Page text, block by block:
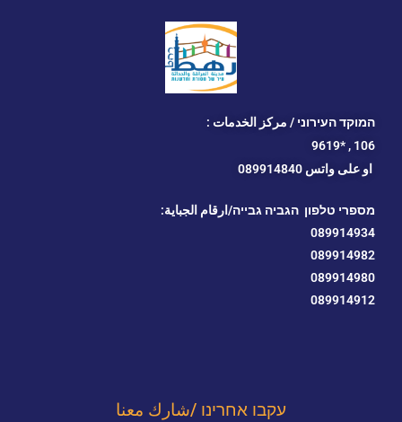
המוקד העירוני / مركز الخدمات :
106 ,
*9619
او على واتس 089914840
מספרי טלפון הגביה גבייה/ارقام الجباية:
089914934
089914982
089914980
089914912
עקבו אחרינו /شارك معنا